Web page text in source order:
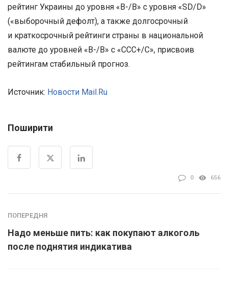
рейтинг Украины до уровня «B-/B» с уровня «SD/D»
(«выборочный дефолт), а также долгосрочный
и краткосрочный рейтинги страны в национальной
валюте до уровней «B-/B» с «CCC+/C», присвоив
рейтингам стабильный прогноз.
Источник: Новости Mail.Ru
Поширити
0 656
ПОПЕРЕДНЯ
Надо меньше пить: как покупают алкоголь
после поднятия индикатива